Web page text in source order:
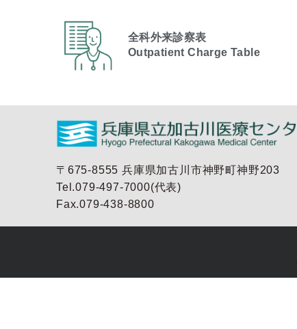
全科外来診察表
Outpatient Charge Table​
〒675-8555 兵庫県加古川市神野町神野203
Tel.079-497-7000(代表)
Fax.079-438-8800